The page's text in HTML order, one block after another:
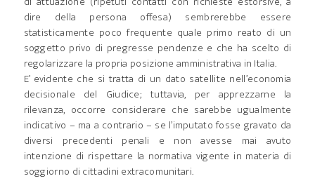
dire della persona offesa) sembrerebbe essere
statisticamente poco frequente quale primo reato di un
soggetto privo di pregresse pendenze e che ha scelto di
regolarizzare la propria posizione amministrativa in Italia.
E’ evidente che si tratta di un dato satellite nell’economia
decisionale del Giudice; tuttavia, per apprezzarne la
rilevanza, occorre considerare che sarebbe ugualmente
indicativo – ma a contrario – se l’imputato fosse gravato da
diversi precedenti penali e non avesse mai avuto
intenzione di rispettare la normativa vigente in materia di
soggiorno di cittadini extracomunitari.